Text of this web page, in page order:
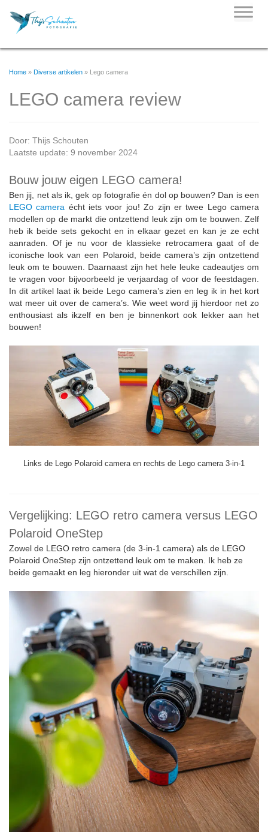
Home » Diverse artikelen » Lego camera
LEGO camera review
Door: Thijs Schouten
Laatste update: 9 november 2024
Bouw jouw eigen LEGO camera!
Ben jij, net als ik, gek op fotografie én dol op bouwen? Dan is een
LEGO camera écht iets voor jou! Zo zijn er twee Lego camera
modellen op de markt die ontzettend leuk zijn om te bouwen. Zelf
heb ik beide sets gekocht en in elkaar gezet en kan je ze echt
aanraden. Of je nu voor de klassieke retrocamera gaat of de
iconische look van een Polaroid, beide camera’s zijn ontzettend
leuk om te bouwen. Daarnaast zijn het hele leuke cadeautjes om
te vragen voor bijvoorbeeld je verjaardag of voor de feestdagen.
In dit artikel laat ik beide Lego camera’s zien en leg ik in het kort
wat meer uit over de camera’s. Wie weet word jij hierdoor net zo
enthousiast als ikzelf en ben je binnenkort ook lekker aan het
bouwen!
Links de Lego Polaroid camera en rechts de Lego camera 3-in-1
Vergelijking: LEGO retro camera versus LEGO
Polaroid OneStep
Zowel de LEGO retro camera (de 3-in-1 camera) als de LEGO
Polaroid OneStep zijn ontzettend leuk om te maken. Ik heb ze
beide gemaakt en leg hieronder uit wat de verschillen zijn.